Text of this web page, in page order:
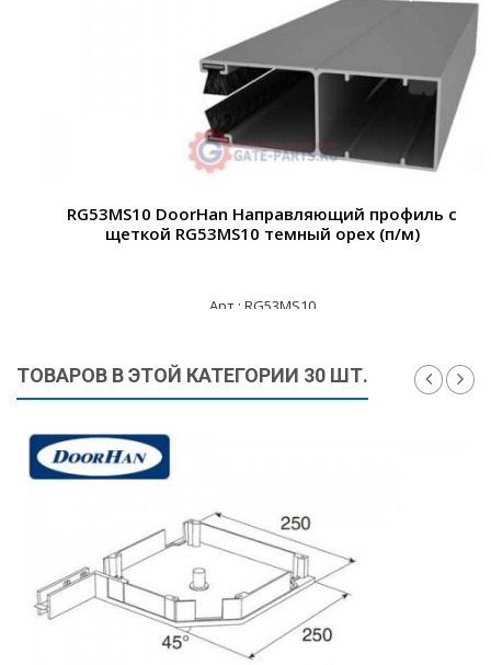
RG53MS10 DoorHan Направляющий профиль с
щеткой RG53MS10 темный орех (п/м)
Арт.: RG53MS10
ТОВАРОВ В ЭТОЙ КАТЕГОРИИ 30 ШТ.